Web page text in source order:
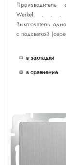
Производитель
Werkel. .
Выключатель
с подсветкой
в закладки
в сравнение